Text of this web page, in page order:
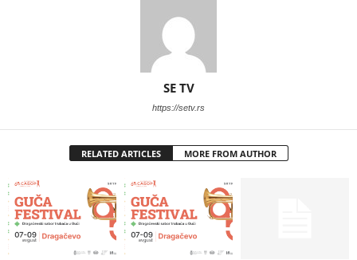
SE TV
https://setv.rs
RELATED ARTICLES MORE FROM AUTHOR